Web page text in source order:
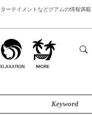
ーテイメントなどグアムの情報満載
Keyword